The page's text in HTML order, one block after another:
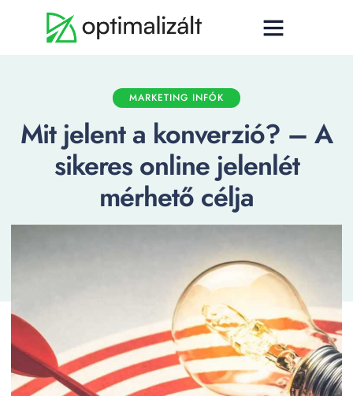
MARKETING INFÓK
Mit jelent a konverzió? – A
sikeres online jelenlét
mérhető célja